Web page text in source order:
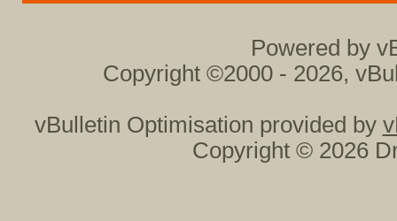
Powered by
Copyright ©2000 - 2026,
vBulletin Optimisation provided by
Copyright © 2026